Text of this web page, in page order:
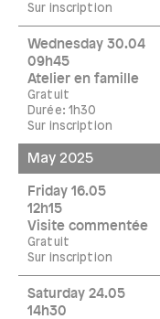
Sur inscription
Wednesday 30.04
09h45
Atelier en famille
Gratuit
Durée: 1h30
Sur inscription
May 2025
Friday 16.05
12h15
Visite commentée
Gratuit
Sur inscription
Saturday 24.05
14h30